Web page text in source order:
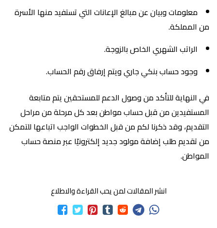
معلومات وبيان عن مبالغ الإعانات التي تستفيد منها الأسرة
من المملكة.
الراتب الشهري الخاص بالزوجة.
وجود حساب بنكي جاري ويتم إرفاق رقم الحساب.
في النهاية للتأكد من وصول الدعم للمستحقين يتم متابعة
المستفيدين من قبل حساب مواطن بعد كل مرحلة من مراحل
التقديم، وقد ذكرنا لكم من قبل الخطوات الواجب اتباعها للتمكن
من تقديم طلب إضافة مولود جديد إلكترونيًا عبر منصة حساب
المواطن.
انشر المقالات لمن يحب القراءة والاطلاع